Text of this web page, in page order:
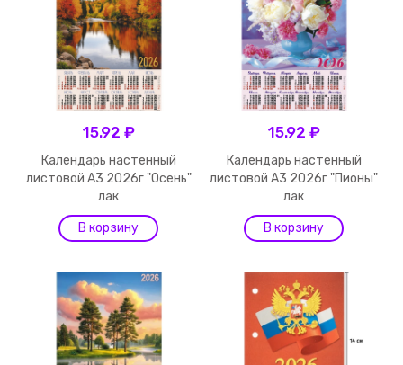
15.92 ₽
Календарь настенный
листовой А3 2026г "Осень"
лак
15.92 ₽
Календарь настенный
листовой А3 2026г "Пионы"
лак